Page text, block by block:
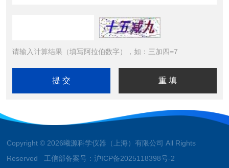
请输入计算结果（填写阿拉伯数字），如：三加四=7
Copyright © 2026曦源科学仪器（上海）有限公司 All Rights
Reserved 工信部备案号：沪ICP备2025118398号-2